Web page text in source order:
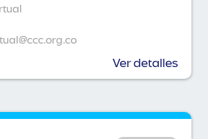
Ver detalles